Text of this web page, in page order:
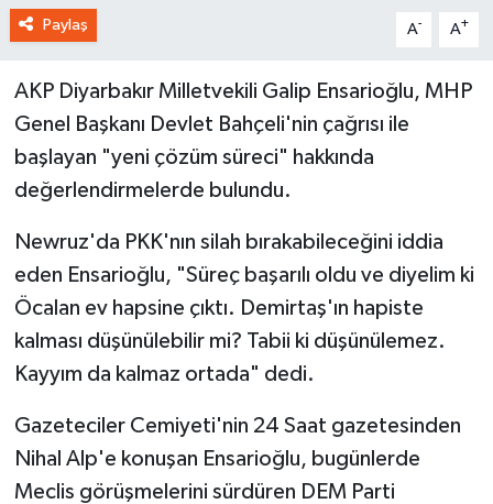
Paylaş A- A+
AKP Diyarbakır Milletvekili Galip Ensarioğlu, MHP
Genel Başkanı Devlet Bahçeli'nin çağrısı ile
başlayan "yeni çözüm süreci" hakkında
değerlendirmelerde bulundu.
Newruz'da PKK'nın silah bırakabileceğini iddia
eden Ensarioğlu, "Süreç başarılı oldu ve diyelim ki
Öcalan ev hapsine çıktı. Demirtaş'ın hapiste
kalması düşünülebilir mi? Tabii ki düşünülemez.
Kayyım da kalmaz ortada" dedi.
Gazeteciler Cemiyeti'nin 24 Saat gazetesinden
Nihal Alp'e konuşan Ensarioğlu, bugünlerde
Meclis görüşmelerini sürdüren DEM Parti